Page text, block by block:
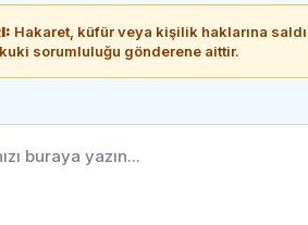
Hakaret, küfür veya kişilik haklarına
sorumluluğu gönderene aittir.